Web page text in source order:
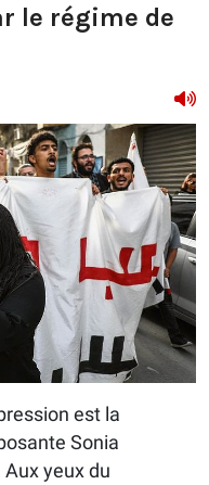
le régime de
est la
Sonia
yeux du